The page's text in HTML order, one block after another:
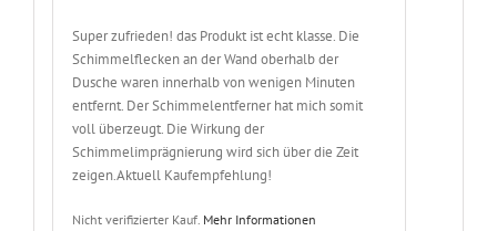
Super zufrieden! das Produkt ist echt klasse. Die
Schimmelflecken an der Wand oberhalb der
Dusche waren innerhalb von wenigen Minuten
entfernt. Der Schimmelentferner hat mich somit
voll überzeugt. Die Wirkung der
Schimmelimprägnierung wird sich über die Zeit
zeigen.Aktuell Kaufempfehlung!
Nicht verifizierter Kauf. Mehr Informationen